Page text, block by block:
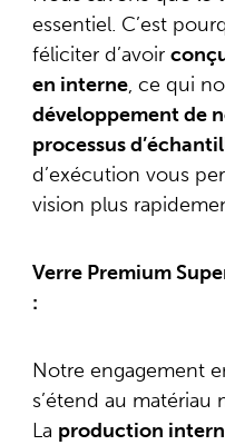
essentiel. C’est
féliciter d’avoir
en interne, ce qui
développement de
processus
d’exécution vous
vision plus
Verre Premium
:
Notre engagement
s’étend au
La production